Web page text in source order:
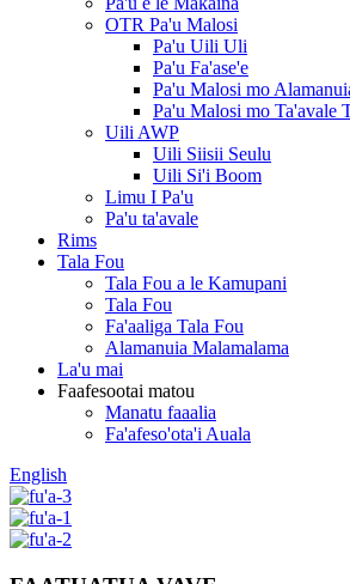
OTR Pa'u Malosi
Pa'u Uili Uli
Pa'u Fa'ase'e
Pa'u Malosi mo
Pa'u Malosi mo Ta'avale
Uili AWP
Uili Siisii ​​Seulu
Uili Si'i Boom
Limu I Pa'u
Pa'u ta'avale
Rims
Tala Fou
Tala Fou a le Kamupani
Tala Fou
Fa'aaliga Tala Fou
Alamanuia Malamalama
La'u mai
Faafesootai matou
Manatu faaalia
Fa'afeso'ota'i Auala
English